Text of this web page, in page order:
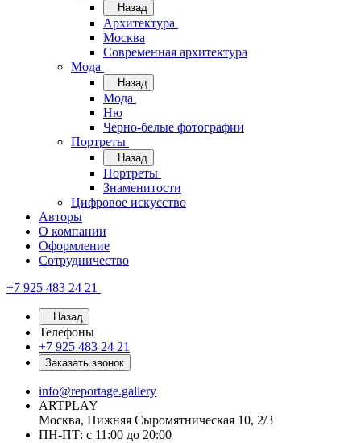
Назад
Архитектура
Москва
Современная архитектура
Мода
Назад
Мода
Ню
Черно-белые фотографии
Портреты
Назад
Портреты
Знаменитости
Цифровое искусство
Авторы
О компании
Оформление
Сотрудничество
+7 925 483 24 21
Назад
Телефоны
+7 925 483 24 21
Заказать звонок
info@reportage.gallery
ARTPLAY
Москва, Нижняя Сыромятническая 10, 2/3
ПН-ПТ: с 11:00 до 20:00